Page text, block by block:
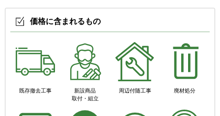
価格に含まれるもの
既存撤去工事
新設商品
取付・組立
周辺付随工事 廃材処分